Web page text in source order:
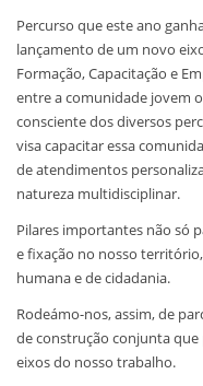
Percurso que este ano
lançamento de um novo
Formação, Capacitação e
entre a comunidade jovem
consciente dos diversos
visa capacitar essa
de atendimentos
natureza multidisciplinar.
Pilares importantes não só
e fixação no nosso
humana e de cidadania.
Rodeámo-nos, assim, de
de construção conjunta
eixos do nosso trabalho.